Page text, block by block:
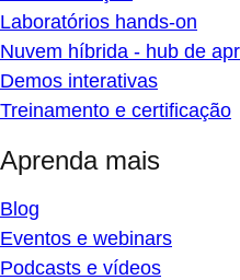
Laboratórios hands-on
Nuvem híbrida - hub de
Demos interativas
Treinamento e certificação
Aprenda mais
Blog
Eventos e webinars
Podcasts e vídeos